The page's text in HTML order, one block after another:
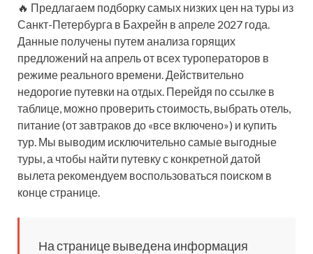
🔥 Предлагаем подборку самых низких цен на туры из
Санкт-Петербурга в Бахрейн в апреле 2027 года.
Данные получены путем анализа горящих
предложений на апрель от всех туроператоров в
режиме реального времени. Действительно
недорогие путевки на отдых. Перейдя по ссылке в
таблице, можно проверить стоимость, выбрать отель,
питание (от завтраков до «все включено») и купить
тур. Мы выводим исключительно самые выгодные
туры, а чтобы найти путевку с конкретной датой
вылета рекомендуем воспользоваться поиском в
конце странице.
На странице выведена информация